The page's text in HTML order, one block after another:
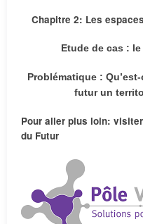
Chapitre 2: Les
Etude de cas :
Problématique :
futur un
Pour aller plus loin:
du Futur